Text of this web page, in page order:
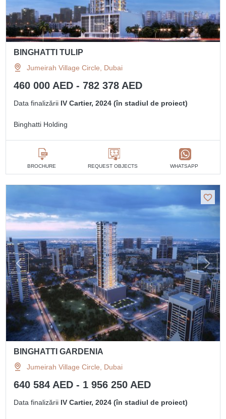
BINGHATTI TULIP
Jumeirah Village Circle, Dubai
460 000 AED - 782 378 AED
Data finalizării IV Cartier, 2024 (în stadiul de proiect)
Binghatti Holding
BROCHURE REQUEST OBJECTS WHATSAPP
BINGHATTI GARDENIA
Jumeirah Village Circle, Dubai
640 584 AED - 1 956 250 AED
Data finalizării IV Cartier, 2024 (în stadiul de proiect)